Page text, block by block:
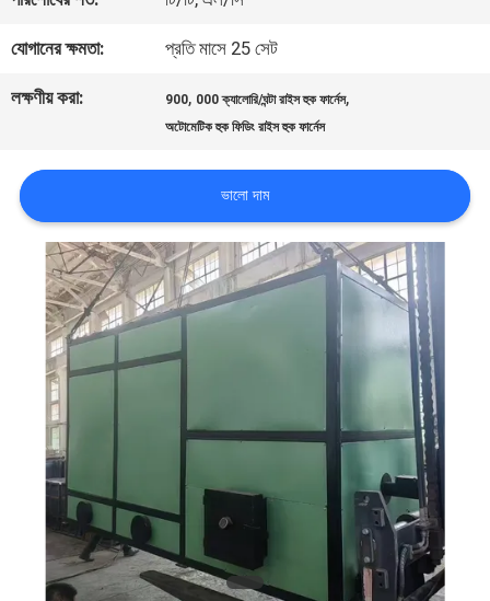
করুন
উদ্ধৃতির
জন্য
আবেদন
সাইট
ম্যাপ
গোপনীয়তা
যোগানের ক্ষমতা: প্রতি মাসে 25 সেট
লক্ষণীয় করা: 900, 000 ক্যালোরি/ঘন্টা রাইস হুক ফার্নেস,
অটোমেটিক হুক ফিডিং রাইস হুক ফার্নেস
ভালো দাম